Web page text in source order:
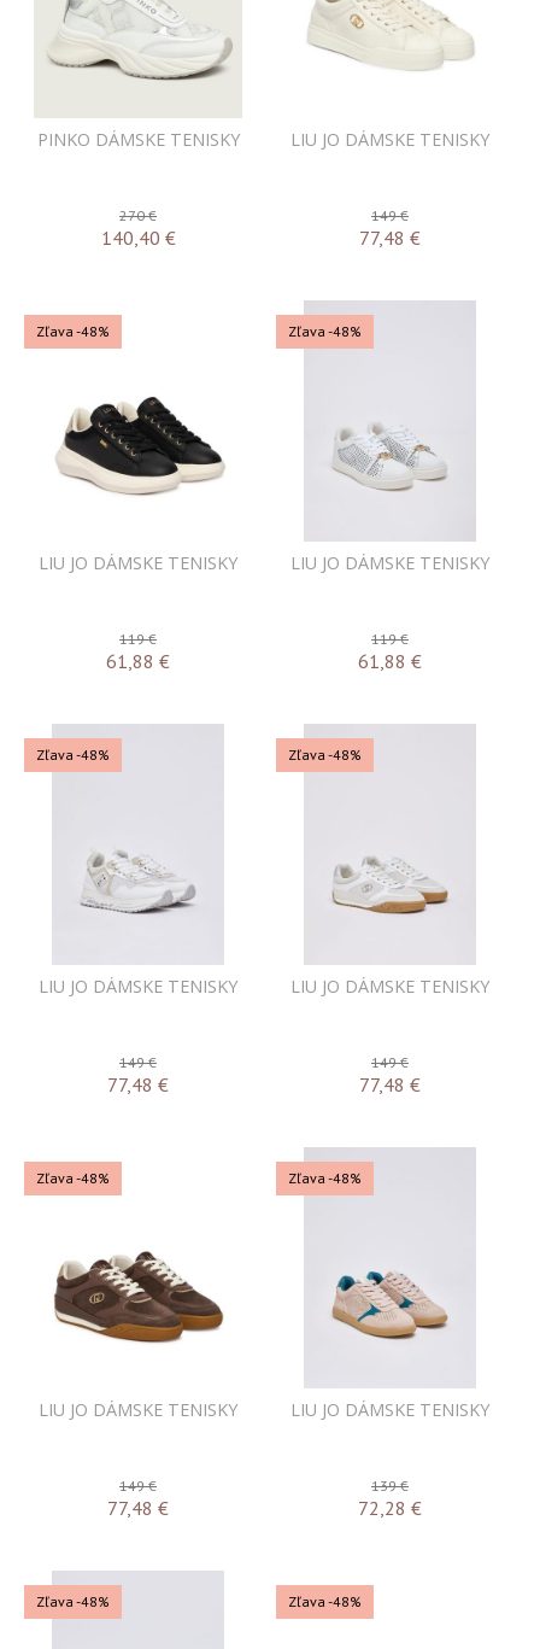
PINKO DÁMSKE TENISKY
270 €
140,40 €
LIU JO DÁMSKE TENISKY
149 €
77,48 €
Zľava -48%
LIU JO DÁMSKE TENISKY
119 €
61,88 €
Zľava -48%
LIU JO DÁMSKE TENISKY
119 €
61,88 €
Zľava -48%
LIU JO DÁMSKE TENISKY
149 €
77,48 €
Zľava -48%
LIU JO DÁMSKE TENISKY
149 €
77,48 €
Zľava -48%
LIU JO DÁMSKE TENISKY
149 €
77,48 €
Zľava -48%
LIU JO DÁMSKE TENISKY
139 €
72,28 €
Zľava -48% Zľava -48%